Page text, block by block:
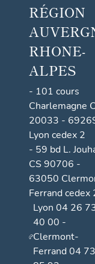
RÉGION
RHONE-
ALPES
- 101 cours
Charlemagne
20033 -
Lyon cedex 2
- 59 bd L.
CS 90706 -
63050
Ferrand cedex
Lyon 04 26
40 00 -
Clermont-
Ferrand 04